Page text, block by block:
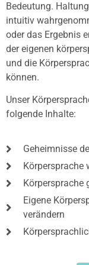
Bedeutung.
intuitiv
oder das Ergebnis
der eigenen
und die
können.
Unser
folgende Inhalte:
Geheimnisse
Körpersprache
Körpersprache
Eigene
verändern